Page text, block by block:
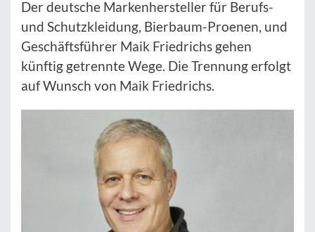
Der deutsche Markenhersteller für Berufs-
und Schutzkleidung, Bierbaum-Proenen, und
Geschäftsführer Maik Friedrichs gehen
künftig getrennte Wege. Die Trennung erfolgt
auf Wunsch von Maik Friedrichs.